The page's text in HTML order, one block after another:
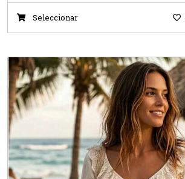
Seleccionar